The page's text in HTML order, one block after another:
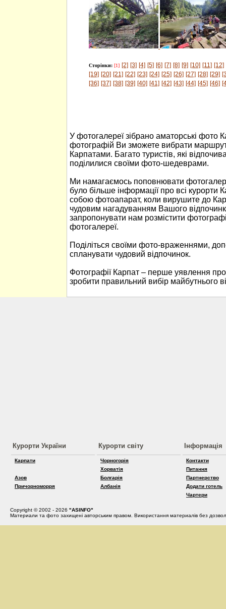
Сторінки: [1] [2] [3] [4] [5] [6] [7] [8] [9] [10] [11] [12]
[19] [20] [21] [22] [23] [24] [25] [26] [27] [28] [29]
[36] [37] [38] [39] [40] [41] [42] [43] [44] [45] [46]
У фотогалереї зібрано аматорські фото
фотографій Ви зможете вибрати
Карпатами. Багато туристів, які
поділилися своїми фото-шедеврами.
Ми намагаємось поповнювати
було більше інформації про всі курорти
собою фотоапарат, коли вирушите до
чудовим нагадуванням Вашого
запропонувати нам розмістити
фотогалереї.
Поділіться своїми фото-враженнями,
спланувати чудовий відпочинок.
Фотографії Карпат – перше уявлення
зробити правильний вибір майбутнього
Курорти України
Карпати
Азов
Причорноморря
Курорти світу
Чорногорія
Хорватія
Болгарія
Албанія
Інформація
Контакти
Питання
Партнерство
Додати готель
Чартери
Copyright © 2002 - 2026 "ASINFO"
Материали та фото захищені авторським правом. Використання материалів без